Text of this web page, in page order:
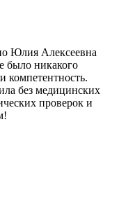
Юлия Алексеевна
было никакого
компетентность.
без медицинских
проверок и